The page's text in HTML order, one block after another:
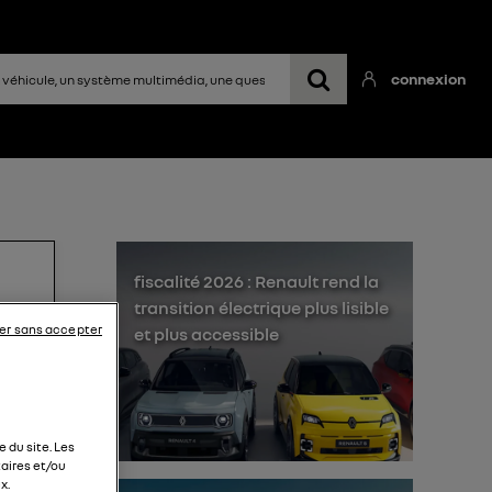
connexion
fiscalité 2026 : Renault rend la
transition électrique plus lisible
et plus accessible
du site. Les
et/ou
sans accepter